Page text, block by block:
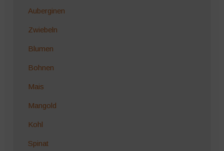
Auberginen
Zwiebeln
Blumen
Bohnen
Mais
Mangold
Kohl
Spinat